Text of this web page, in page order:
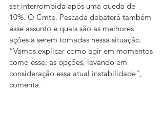
ser interrompida após uma queda de
10%. O Cmte. Pescada debaterá também
esse assunto e quais são as melhores
ações a serem tomadas nessa situação.
“Vamos explicar como agir em momentos
como esse, as opções, levando em
consideração essa atual instabilidade”,
comenta.